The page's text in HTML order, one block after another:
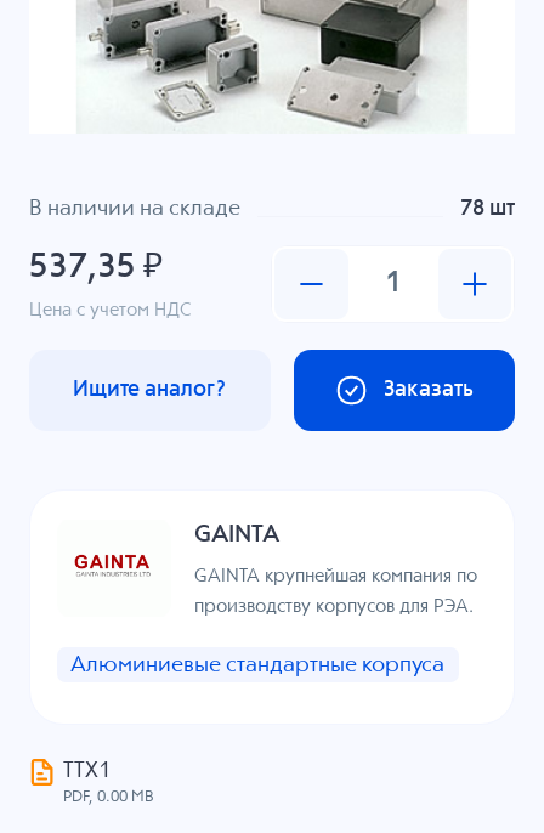
В наличии на складе 78 шт
537,35 ₽
Цена с учетом НДС
Заказать
Ищите аналог?
GAINTA
GAINTA крупнейшая компания по
производству корпусов для РЭА.
Алюминиевые стандартные корпуса
ТТХ1
PDF, 0.00 MB